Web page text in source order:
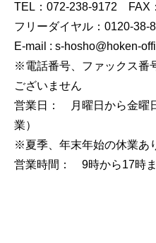
TEL：072-238-9172 FAX
フリーダイヤル：0120-
E-mail : s-hosho@hoken-
※電話番号、ファックス番
ございません
営業日： 月曜日から金曜
業）
※夏季、年末年始の休業あ
営業時間： 9時から17時